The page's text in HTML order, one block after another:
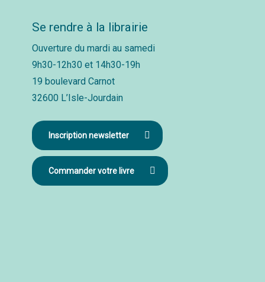
Se rendre à la librairie
Ouverture du mardi au samedi
9h30-12h30 et 14h30-19h
19 boulevard Carnot
32600 L’Isle-Jourdain
Inscription newsletter
Commander votre livre